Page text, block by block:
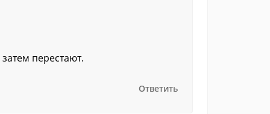
перестают.
Ответить